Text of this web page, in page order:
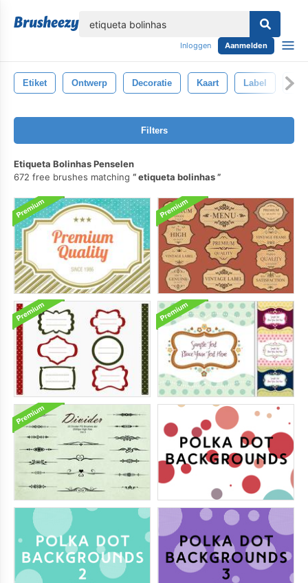
Inloggen Aanmelden
Etiket Ontwerp Decoratie Kaart Label
Filters
Etiqueta Bolinhas Penselen
672 free brushes matching
etiqueta bolinhas